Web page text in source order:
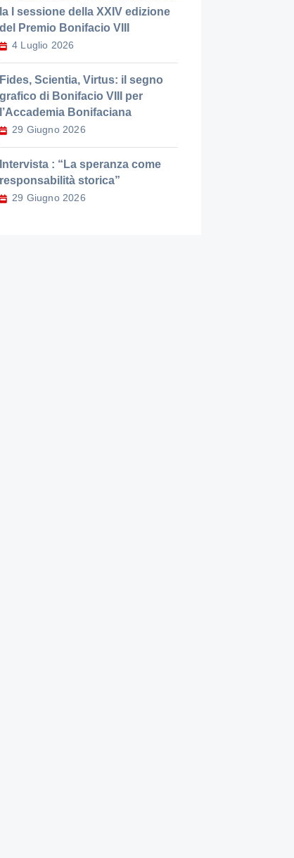
la I sessione della XXIV edizione
del Premio Bonifacio VIII
4 Luglio 2026
Fides, Scientia, Virtus: il segno
grafico di Bonifacio VIII per
l’Accademia Bonifaciana
29 Giugno 2026
Intervista : “La speranza come
responsabilità storica”
29 Giugno 2026